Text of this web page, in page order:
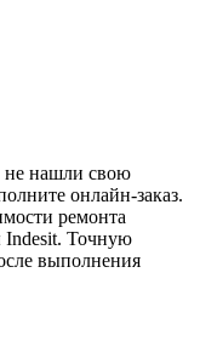
не нашли свою
онлайн-заказ.
ремонта
Indesit. Точную
выполнения